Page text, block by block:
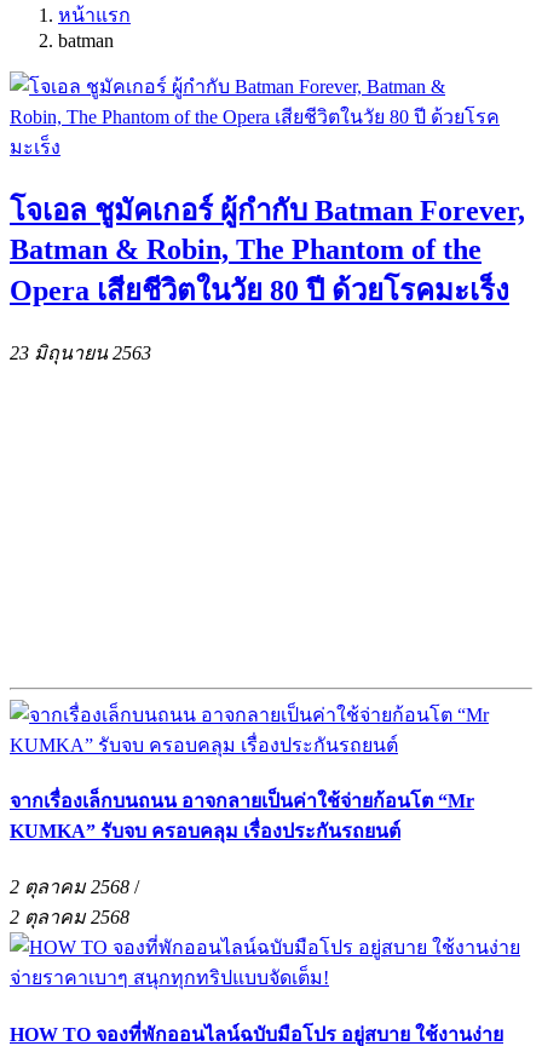
หน้าแรก
batman
โจเอล ชูมัคเกอร์ ผู้กำกับ Batman Forever,
Batman & Robin, The Phantom of the
Opera เสียชีวิตในวัย 80 ปี ด้วยโรคมะเร็ง
23 มิถุนายน 2563
จากเรื่องเล็กบนถนน อาจกลายเป็นค่าใช้จ่ายก้อนโต “Mr
KUMKA” รับจบ ครอบคลุม เรื่องประกันรถยนต์
2 ตุลาคม 2568 /
2 ตุลาคม 2568
HOW TO จองที่พักออนไลน์ฉบับมือโปร อยู่สบาย ใช้งานง่าย